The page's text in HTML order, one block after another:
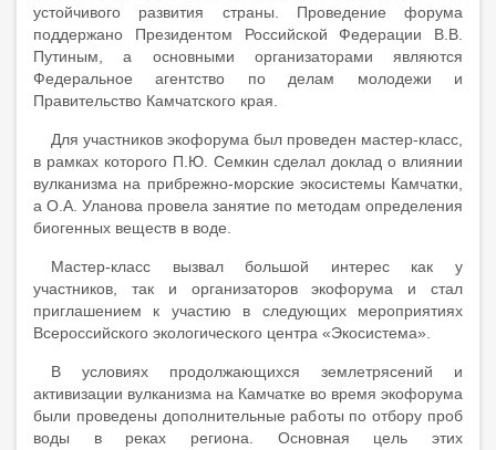
устойчивого развития страны. Проведение форума
поддержано Президентом Российской Федерации В.В.
Путиным, а основными организаторами являются
Федеральное агентство по делам молодежи и
Правительство Камчатского края.
Для участников экофорума был проведен мастер-класс,
в рамках которого П.Ю. Семкин сделал доклад о влиянии
вулканизма на прибрежно-морские экосистемы Камчатки,
а О.А. Уланова провела занятие по методам определения
биогенных веществ в воде.
Мастер-класс вызвал большой интерес как у
участников, так и организаторов экофорума и стал
приглашением к участию в следующих мероприятиях
Всероссийского экологического центра «Экосистема».
В условиях продолжающихся землетрясений и
активизации вулканизма на Камчатке во время экофорума
были проведены дополнительные работы по отбору проб
воды в реках региона. Основная цель этих